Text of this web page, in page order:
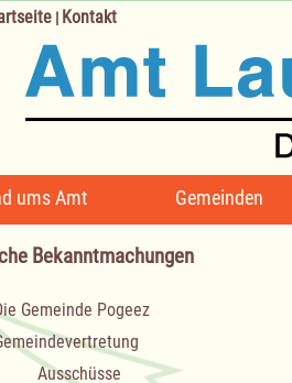
ums Amt Gemeinden
| Kontakt
Bekanntmachungen
Gemeinde Pogeez
Ausschüsse